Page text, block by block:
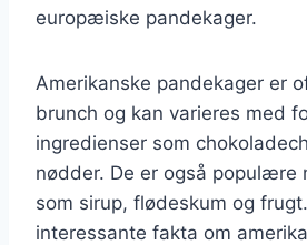
europæiske pandekager.
Amerikanske pandekager er
brunch og kan varieres med
ingredienser som
nødder. De er også populære
som sirup, flødeskum og
interessante fakta om